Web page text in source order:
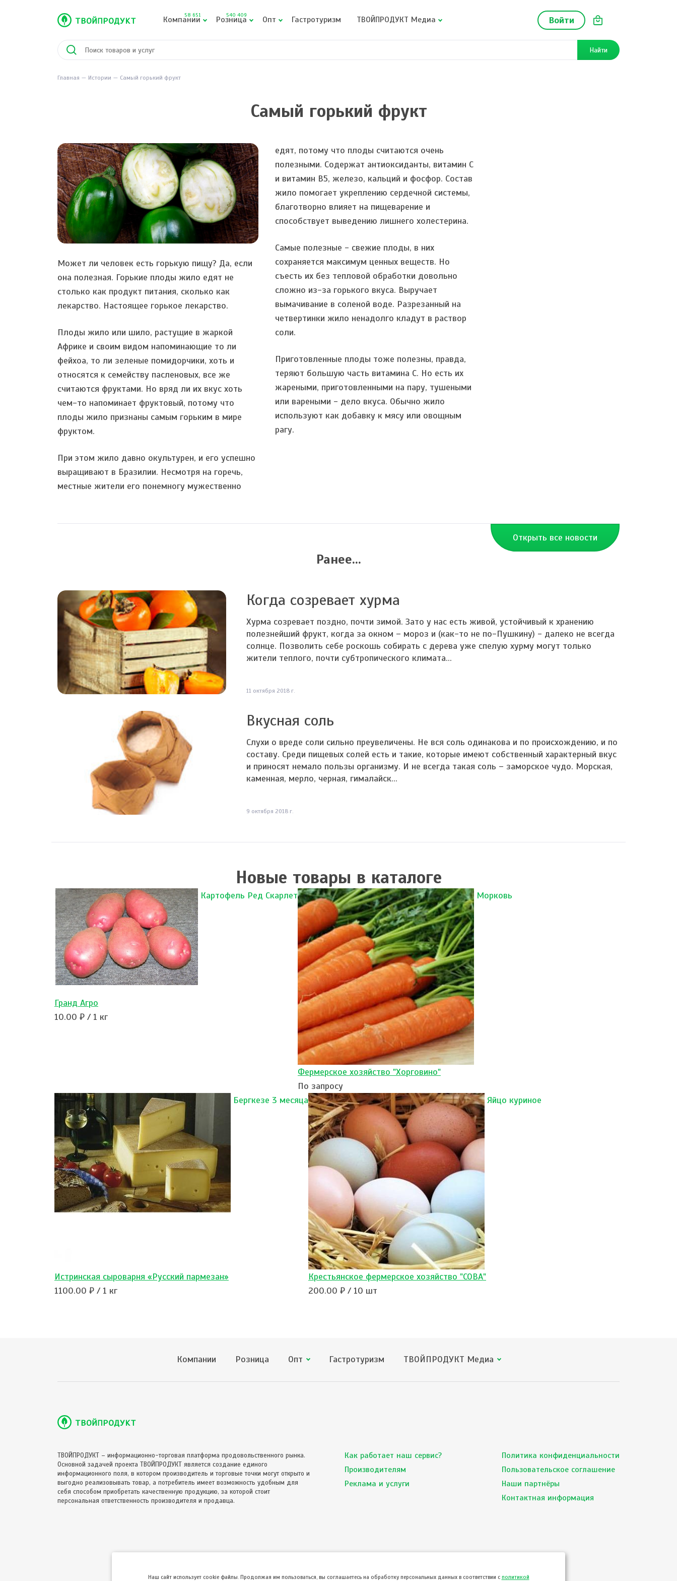
Войти
Компании
58 651 Розница
540 409 Опт Гастротуризм ТВОЙПРОДУКТ Медиа
Найти
Главная Истории Самый горький фрукт
Самый горький фрукт
Может ли человек есть горькую пищу? Да, если
она полезная. Горькие плоды жило едят не
столько как продукт питания, сколько как
лекарство. Настоящее горькое лекарство.
Плоды жило или шило, растущие в жаркой
Африке и своим видом напоминающие то ли
фейхоа, то ли зеленые помидорчики, хоть и
относятся к семейству пасленовых, все же
считаются фруктами. Но вряд ли их вкус хоть
чем-то напоминает фруктовый, потому что
плоды жило признаны самым горьким в мире
фруктом.
При этом жило давно окультурен, и его успешно
выращивают в Бразилии. Несмотря на горечь,
местные жители его понемногу мужественно
едят, потому что плоды считаются очень
полезными. Содержат антиоксиданты, витамин C
и витамин В5, железо, кальций и фосфор. Состав
жило помогает укреплению сердечной системы,
благотворно влияет на пищеварение и
способствует выведению лишнего холестерина.
Самые полезные - свежие плоды, в них
сохраняется максимум ценных веществ. Но
съесть их без тепловой обработки довольно
сложно из-за горького вкуса. Выручает
вымачивание в соленой воде. Разрезанный на
четвертинки жило ненадолго кладут в раствор
соли.
Приготовленные плоды тоже полезны, правда,
теряют большую часть витамина C. Но есть их
жареными, приготовленными на пару, тушеными
или вареными - дело вкуса. Обычно жило
используют как добавку к мясу или овощным
рагу.
Открыть все новости
Ранее...
Когда созревает хурма
Хурма созревает поздно, почти зимой. Зато у нас есть живой, устойчивый к хранению
полезнейший фрукт, когда за окном – мороз и (как-то не по-Пушкину) - далеко не всегда
солнце. Позволить себе роскошь собирать с дерева уже спелую хурму могут только
жители теплого, почти субтропического климата...
11 октября 2018 г.
Вкусная соль
Слухи о вреде соли сильно преувеличены. Не вся соль одинакова и по происхождению, и по
составу. Среди пищевых солей есть и такие, которые имеют собственный характерный вкус
и приносят немало пользы организму. И не всегда такая соль – заморское чудо. Морская,
каменная, мерло, черная, гималайск...
9 октября 2018 г.
Новые товары в каталоге
Картофель Ред Скарлет
Гранд Агро
10.00 ₽ / 1 кг
Морковь
Фермерское хозяйство "Хорговино"
По запросу
Бергкезе 3 месяца
Истринская сыроварня «Русский пармезан»
1100.00 ₽ / 1 кг
Яйцо куриное
Крестьянское фермерское хозяйство "СОВА"
200.00 ₽ / 10 шт
Компании Розница Опт Гастротуризм ТВОЙПРОДУКТ Медиа
ТВОЙПРОДУКТ – информационно-торговая платформа продовольственного рынка.
Основной задачей проекта ТВОЙПРОДУКТ является создание единого
информационного поля, в котором производитель и торговые точки могут открыто и
выгодно реализовывать товар, а потребитель имеет возможность удобным для
себя способом приобретать качественную продукцию, за которой стоит
персональная ответственность производителя и продавца.
Как работает наш сервис?
Производителям
Реклама и услуги
Политика конфиденциальности
Пользовательское соглашение
Наши партнёры
Контактная информация
Hаш сайт использует cookie файлы. Продолжая им пользоваться, вы соглашаетесь на обработку персональных данных в соответствии с политикой